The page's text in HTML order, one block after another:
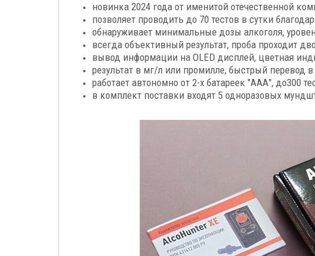
новинка 2024 года от именитой отечественной
позволяет проводить до 70 тестов в сутки
обнаруживает минимальные дозы алкоголя,
всегда объективный результат, проба проходит
вывод информации на OLED дисплей, цветная
результат в мг/л или промилле, быстрый перевод
работает автономно от 2-х батареек "ААА", до300
в комплект поставки входят 5 одноразовых